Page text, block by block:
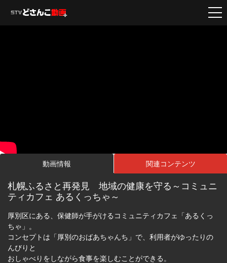
動画情報 関連コンテンツ
札幌ふるさと再発見 地域の健康を守る～コミュニ
ティカフェ あるくっちゃ～
厚別区にある、保健師が手がけるコミュニティカフェ「あるくっ
ちゃ」。
コンセプトは「厚別のおばあちゃんち」で、利用者がゆったりの
んびりと
おしゃべりをしながら食事を楽しむことができる。